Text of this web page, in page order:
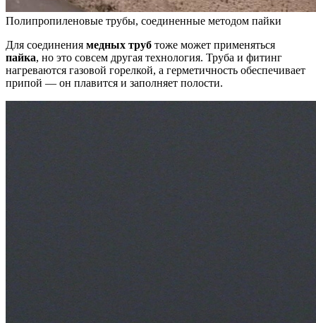
Полипропиленовые трубы, соединенные методом пайки
Для соединения медных труб тоже может применяться
пайка, но это совсем другая технология. Труба и фитинг
нагреваются газовой горелкой, а герметичность обеспечивает
припой — он плавится и заполняет полости.